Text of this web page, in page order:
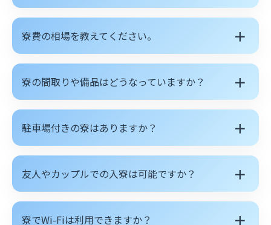
寮費の相場を教えてください。 ＋
寮の間取りや備品はどうなっていますか？ ＋
駐車場付きの寮はありますか？ ＋
友人やカップルでの入寮は可能ですか？ ＋
寮でWi-Fiは利用できますか？ ＋